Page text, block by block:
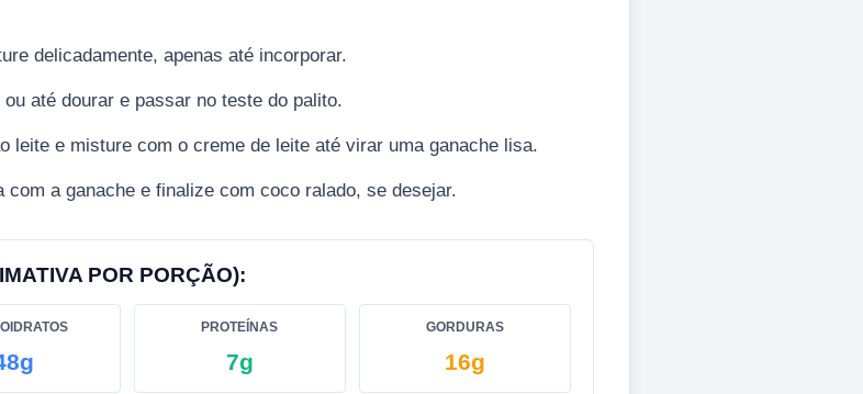
delicadamente, apenas até incorporar.
até dourar e passar no teste do palito.
leite e misture com o creme de leite até virar uma ganache lisa.
com a ganache e finalize com coco ralado, se desejar.
POR PORÇÃO):
PROTEÍNAS
7g
GORDURAS
16g